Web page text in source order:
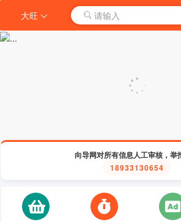
大旺 请输入
向导网对所有信息人工审核，举
18933130654